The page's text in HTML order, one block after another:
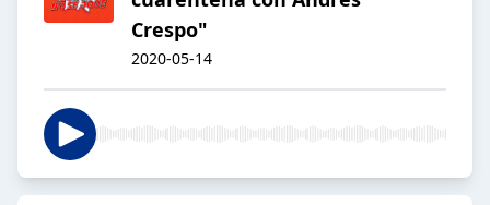
Crespo"
2020-05-14